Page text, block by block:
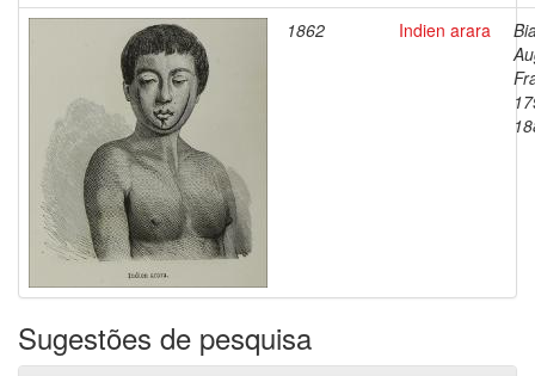
1862 Indien arara
Sugestões de pesquisa